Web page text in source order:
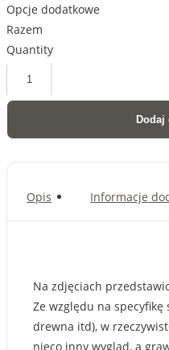
Opcje dodatkowe
Razem
Quantity
Seter
-
magnes
Dodaj
Opis Informacje
Na zdjęciach
Ze względu na specyfikę
drewna itd), w
nieco inny wygląd, a